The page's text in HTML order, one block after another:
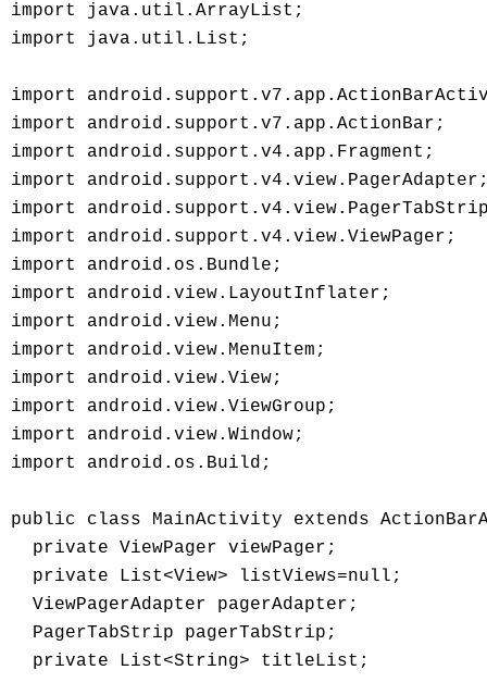
import java.util.ArrayList;
import java.util.List;
import
import android.support.v7.app.ActionBar;
import android.support.v4.app.Fragment;
import
import
import android.support.v4.view.ViewPager;
import android.os.Bundle;
import android.view.LayoutInflater;
import android.view.Menu;
import android.view.MenuItem;
import android.view.View;
import android.view.ViewGroup;
import android.view.Window;
import android.os.Build;
public class MainActivity extends
  private ViewPager viewPager;
  private List<View> listViews=null;
  ViewPagerAdapter pagerAdapter;
  PagerTabStrip pagerTabStrip;
  private List<String> titleList;